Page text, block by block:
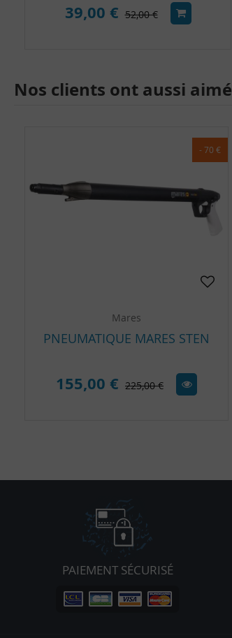
39,00 € 52,00 €
Nos clients ont aussi aimé
- 70 €
Mares
PNEUMATIQUE MARES STEN
155,00 € 225,00 €
PAIEMENT SÉCURISÉ